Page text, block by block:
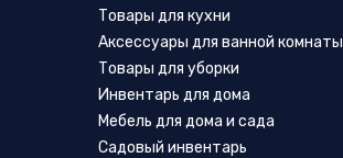
Товары для кухни
Аксессуары для ванной комнаты
Товары для уборки
Инвентарь для дома
Мебель для дома и сада
Садовый инвентарь